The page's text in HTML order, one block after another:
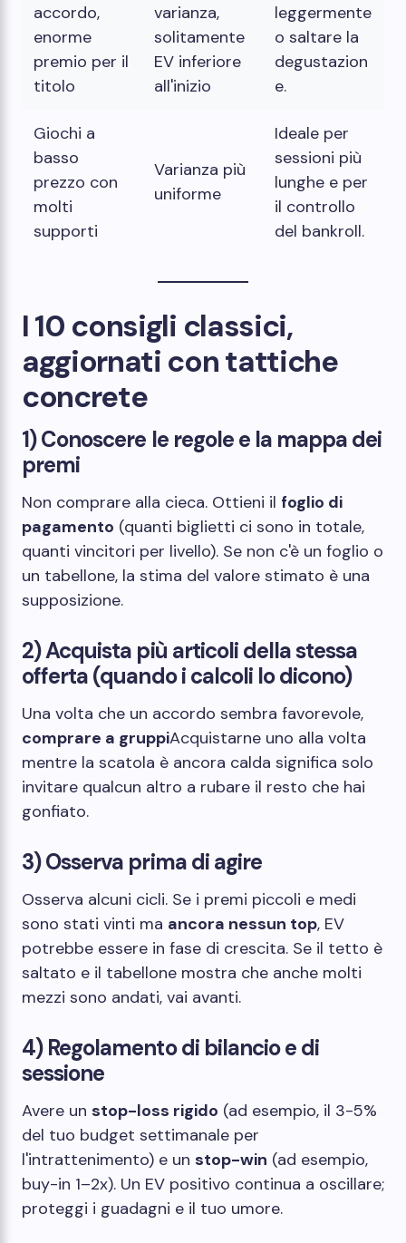
accordo,
enorme
premio per il
titolo
varianza,
solitamente
EV inferiore
all'inizio
leggermente
o saltare la
degustazion
e.
Giochi a
basso
prezzo con
molti
supporti
Varianza più
uniforme
Ideale per
sessioni più
lunghe e per
il controllo
del bankroll.
I 10 consigli classici,
aggiornati con tattiche
concrete
1) Conoscere le regole e la mappa dei
premi
Non comprare alla cieca. Ottieni il foglio di
pagamento (quanti biglietti ci sono in totale,
quanti vincitori per livello). Se non c'è un foglio o
un tabellone, la stima del valore stimato è una
supposizione.
2) Acquista più articoli della stessa
offerta (quando i calcoli lo dicono)
Una volta che un accordo sembra favorevole,
comprare a gruppiAcquistarne uno alla volta
mentre la scatola è ancora calda significa solo
invitare qualcun altro a rubare il resto che hai
gonfiato.
3) Osserva prima di agire
Osserva alcuni cicli. Se i premi piccoli e medi
sono stati vinti ma ancora nessun top, EV
potrebbe essere in fase di crescita. Se il tetto è
saltato e il tabellone mostra che anche molti
mezzi sono andati, vai avanti.
4) Regolamento di bilancio e di
sessione
Avere un stop-loss rigido (ad esempio, il 3-5%
del tuo budget settimanale per
l'intrattenimento) e un stop-win (ad esempio,
buy-in 1–2x). Un EV positivo continua a oscillare;
proteggi i guadagni e il tuo umore.